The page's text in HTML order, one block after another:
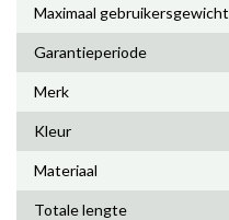
Maximaal gebruikersgewicht
Garantieperiode
Merk
Kleur
Materiaal
Totale lengte